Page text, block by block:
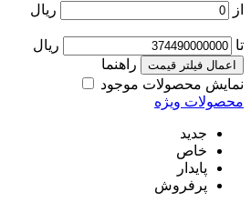
از ریال
تا ریال
اعمال فیلتر قیمت
راهنما
نمایش محصولات موجود
محصولات ویژه
جدید
خاص
پایدار
پرفروش